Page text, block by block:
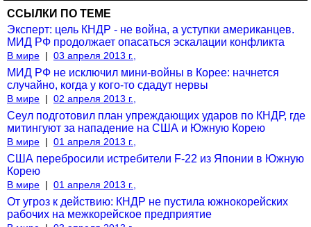
ССЫЛКИ ПО ТЕМЕ
Эксперт: цель КНДР - не война, а уступки американцев.
МИД РФ продолжает опасаться эскалации конфликта
В мире | 03 апреля 2013 г.,
МИД РФ не исключил мини-войны в Корее: начнется
случайно, когда у кого-то сдадут нервы
В мире | 02 апреля 2013 г.,
Сеул подготовил план упреждающих ударов по КНДР, где
митингуют за нападение на США и Южную Корею
В мире | 01 апреля 2013 г.,
США перебросили истребители F-22 из Японии в Южную
Корею
В мире | 01 апреля 2013 г.,
От угроз к действию: КНДР не пустила южнокорейских
рабочих на межкорейское предприятие